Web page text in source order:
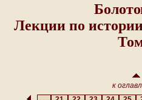
Лекции по
к